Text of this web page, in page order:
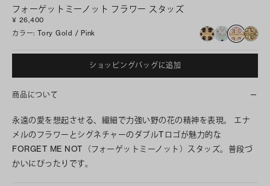
フォーゲットミーノット フラワー スタッズ
¥ 26,400
カラー: Tory Gold / Pink
ショッピングバッグに追加
商品について
永遠の愛を想起させる、繊細で力強い野の花の精神を表現。 エナ
メルのフラワーとシグネチャーのダブルTロゴが魅力的な
FORGET ME NOT（フォーゲットミーノット）スタッズ。普段づ
かいにぴったりです。